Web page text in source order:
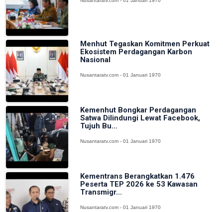
Menhut Tegaskan Komitmen Perkuat
Ekosistem Perdagangan Karbon
Nasional
Nusantaratv.com - 01 Januari 1970
Kemenhut Bongkar Perdagangan
Satwa Dilindungi Lewat Facebook,
Tujuh Bu...
Nusantaratv.com - 01 Januari 1970
Kementrans Berangkatkan 1.476
Peserta TEP 2026 ke 53 Kawasan
Transmigr...
Nusantaratv.com - 01 Januari 1970